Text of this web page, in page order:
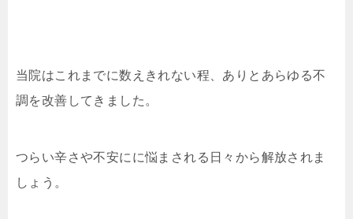
当院はこれまでに数えきれない程、ありとあらゆる不
調を改善してきました。
つらい辛さや不安にに悩まされる日々から解放されま
しょう。